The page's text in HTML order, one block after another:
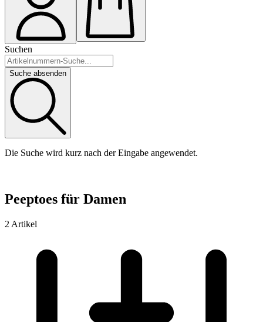
Suchen
Suche absenden
Die Suche wird kurz nach der Eingabe angewendet.
Peeptoes für Damen
2 Artikel